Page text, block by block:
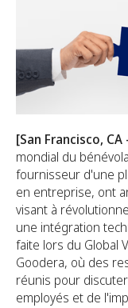
[San Francisco,
mondial du
fournisseur d'une
en entreprise, ont
visant à
une intégration
faite lors du Global
Goodera, où des
réunis pour
employés et de